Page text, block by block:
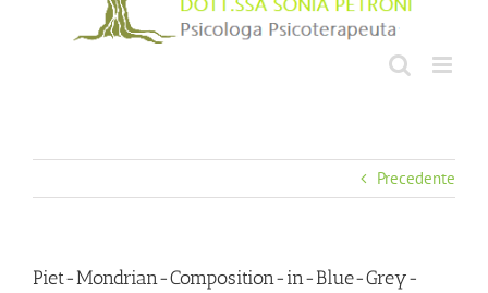
Precedente
Piet-Mondrian-Composition-in-Blue-Grey-